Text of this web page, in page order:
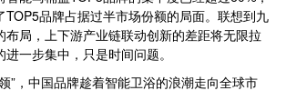
TOP5品牌占据过半市场份额的局面。联想到九
布局，上下游产业链联动创新的差距将无限拉
一步集中，只是时间问题。
”，中国品牌趁着智能卫浴的浪潮走向全球市